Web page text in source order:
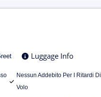
Luggage Info
Nessun Addebito Per I Ritardi Di
Volo